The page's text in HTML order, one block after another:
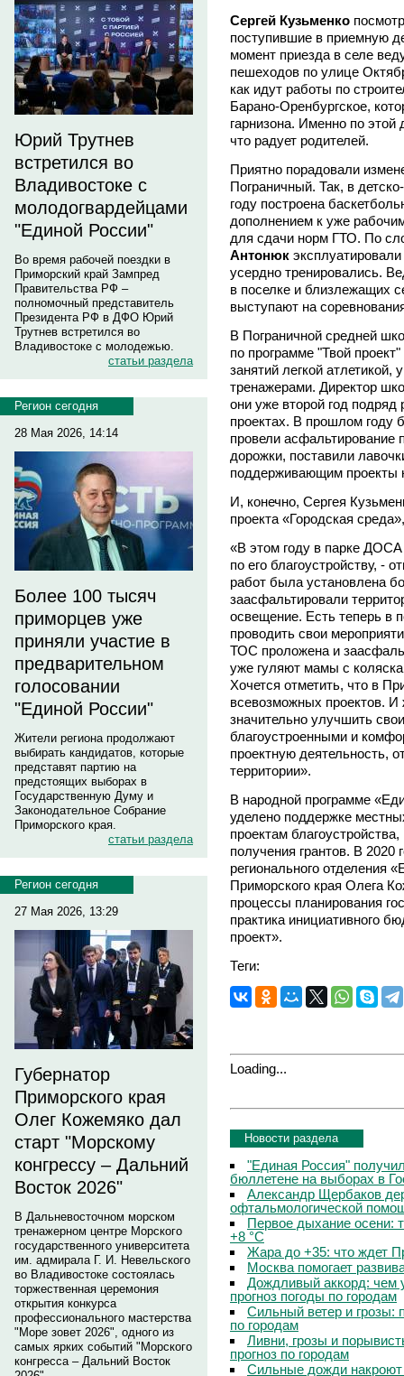
Юрий Трутнев
встретился во
Владивостоке с
молодогвардейцами
"Единой России"
Во время рабочей поездки в
Приморский край Зампред
Правительства РФ –
полномочный представитель
Президента РФ в ДФО Юрий
Трутнев встретился во
Владивостоке с молодежью.
статьи раздела
Регион сегодня
28 Мая 2026, 14:14
Более 100 тысяч
приморцев уже
приняли участие в
предварительном
голосовании
"Единой России"
Жители региона продолжают
выбирать кандидатов, которые
представят партию на
предстоящих выборах в
Государственную Думу и
Законодательное Собрание
Приморского края.
статьи раздела
Регион сегодня
27 Мая 2026, 13:29
Губернатор
Приморского края
Олег Кожемяко дал
старт "Морскому
конгрессу – Дальний
Восток 2026"
В Дальневосточном морском
тренажерном центре Морского
государственного университета
им. адмирала Г. И. Невельского
во Владивостоке состоялась
торжественная церемония
открытия конкурса
профессионального мастерства
"Море зовет 2026", одного из
самых ярких событий "Морского
конгресса – Дальний Восток
Сергей Кузьменко
поступившие в приемную
момент приезда в селе
пешеходов по улице
как идут работы по
Барано-Оренбургское,
гарнизона. Именно по
что радует родителей.
Приятно порадовали
Пограничный. Так, в
году построена
дополнением к уже
для сдачи норм ГТО. По
Антонюк
усердно тренировались.
в поселке и близлежащих
выступают на
В Пограничной средней
по программе "Твой
занятий легкой
тренажерами. Директор
они уже второй год
проектах. В прошлом году
провели асфальтирование
дорожки, поставили
поддерживающим проекты
И, конечно, Сергея
проекта «Городская
«В этом году в парке
по его благоустройству, -
работ была установлена
заасфальтировали
освещение. Есть теперь в
проводить свои
ТОС проложена и
уже гуляют мамы с
Хочется отметить, что в
всевозможных проектов. И
значительно улучшить
благоустроенными и
проектную деятельность,
территории».
В народной программе
уделено поддержке
проектам
получения грантов. В 2020
регионального отделения
Приморского края Олега
процессы планирования
практика инициативного
проект».
Теги:
Loading...
Новости раздела
"Единая Россия"
бюллетене на выборах в
Александр Щербаков
офтальмологической
Первое дыхание осени:
+8 °C
Жара до +35: что ждет
Москва помогает
Дождливый аккорд: чем
прогноз погоды по городам
Сильный ветер и грозы:
по городам
Ливни, грозы и
прогноз по городам
Сильные дожди